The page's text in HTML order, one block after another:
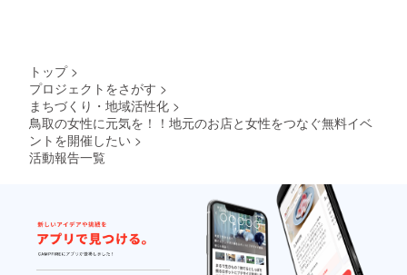
昼食→
サイク
15:00終
了・解
散 ※所
要時間5
時間30
分 三徳
トップ >
プロジェクトをさがす >
まちづくり・地域活性化 >
鳥取の女性に元気を！！地元のお店と女性をつなぐ無料イベ
ントを開催したい >
活動報告一覧